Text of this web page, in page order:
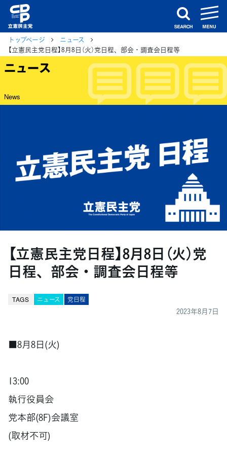
search
トップページ
ニュース
【立憲民主党日程】8月8日（火）党日程、部会・調査会日程等
ニュース
News
【立憲民主党日程】8月8日（火）党
日程、部会・調査会日程等
TAGS ニュース 党日程
2023年8月7日
■8月8日(火)
13:00
執行役員会
党本部(8F)会議室
(取材不可)